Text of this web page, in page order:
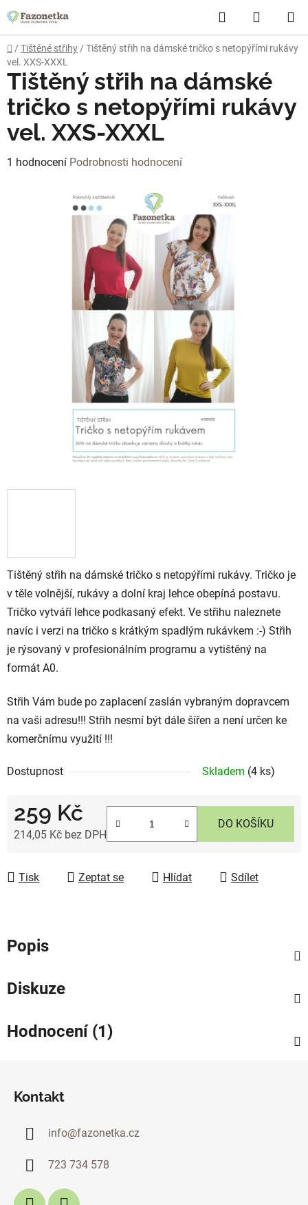
na
obsah
Hledat
KOŠÍK
Domů
/ Tištěné střihy / Tištěný střih na dámské tričko s netopýřími rukávy
vel. XXS-XXXL
Tištěný střih na dámské tričko s netopýřími rukávy. Tričko je
v těle volnější, rukávy a dolní kraj lehce obepíná postavu.
Tričko vytváří lehce podkasaný efekt. Ve střihu naleznete
navíc i verzi na tričko s krátkým spadlým rukávkem :-) Střih
je rýsovaný v profesionálním programu a vytištěný na
formát A0.
Střih Vám bude po zaplacení zaslán vybraným dopravcem
na vaši adresu!!! Střih nesmí být dále šířen a není určen ke
komerčnímu využití !!!
Dostupnost Skladem (4 ks)
259 Kč
214,05 Kč bez DPH
DO KOŠÍKU
Tisk Zeptat se Hlídat Sdílet
Tištěný střih na dámské
tričko s netopýřími rukávy
vel. XXS-XXXL
Průměrné
1 hodnocení Podrobnosti hodnocení
Popis
Diskuze
Hodnocení (1)
Kontakt
info@fazonetka.cz
723 734 578